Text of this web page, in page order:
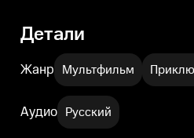
Детали
Жанр Мультфильм
Аудио Русский